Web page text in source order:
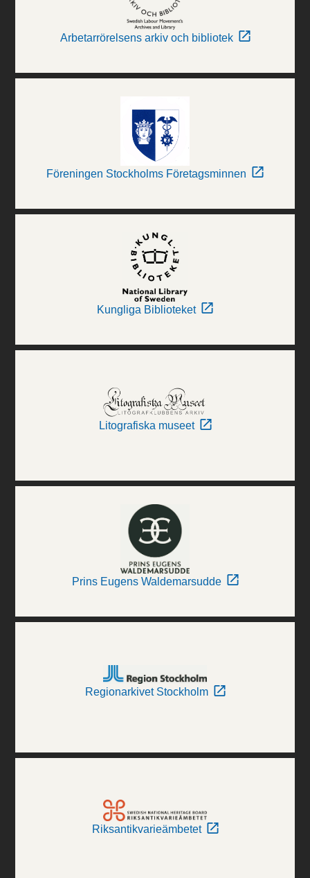
Arbetarrörelsens arkiv och bibliotek
Föreningen Stockholms Företagsminnen
Kungliga Biblioteket
Litografiska museet
Prins Eugens Waldemarsudde
Regionarkivet Stockholm
Riksantikvarieämbetet